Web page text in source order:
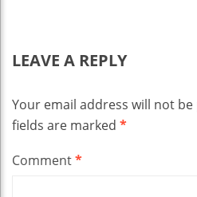
LEAVE A REPLY
Your email address will not
fields are marked *
Comment*